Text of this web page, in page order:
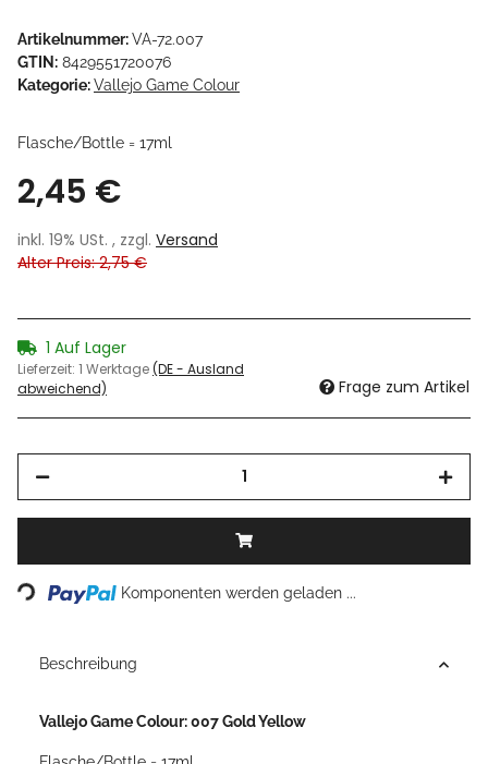
Artikelnummer:VA-72.007
GTIN: 8429551720076
Kategorie:Vallejo Game Colour
Flasche/Bottle = 17ml
2,45 €
inkl. 19% USt. , zzgl. Versand
Alter Preis: 2,75 €
1 Auf Lager
Lieferzeit: 1 Werktage(DE - Ausland
abweichend)
Frage zum Artikel
Loading... Komponenten werden geladen ...
Beschreibung
Vallejo Game Colour: 007 Gold Yellow